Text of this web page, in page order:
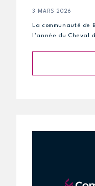
3 MARS 2026
La communauté de
l’année du Cheval